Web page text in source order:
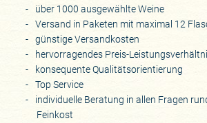
über 1000 ausgewählte Weine
Versand in Paketen mit maximal 12
günstige Versandkosten
hervorragendes Preis-
konsequente Qualitätsorientierung
Top Service
individuelle Beratung in allen Fragen
Feinkost